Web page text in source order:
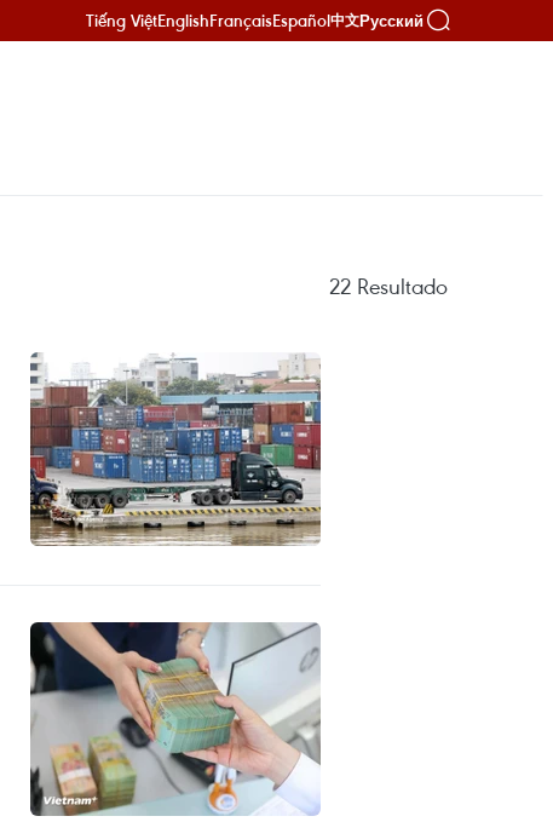
Tiếng ViệtEnglishFrançaisEspañol中文Русский
22 Resultado